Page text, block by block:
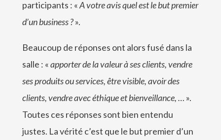
participants : «A votre avis quel est le but premier
d’un business ?».
Beaucoup de réponses ont alors fusé dans la
salle : «apporter de la valeur à ses clients, vendre
ses produits ou services, être visible, avoir des
clients, vendre avec éthique et bienveillance, … ».
Toutes ces réponses sont bien entendu
justes. La vérité c’est que le but premier d’un